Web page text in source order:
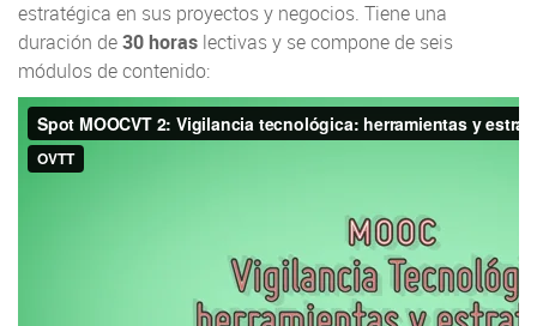
estratégica en sus proyectos y negocios. Tiene una
duración de30 horas lectivas y se compone de seis
módulos de contenido: